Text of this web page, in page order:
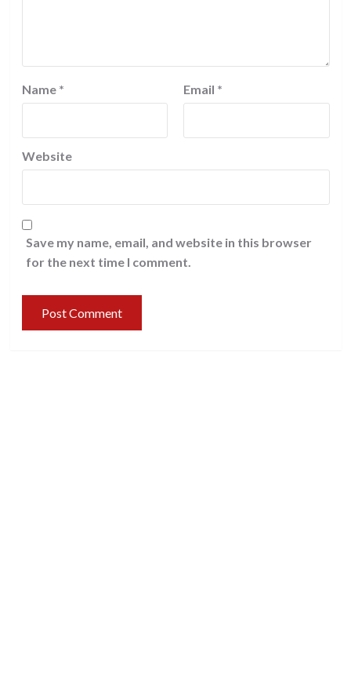
Name * Email *
Website
Save my name, email, and website in this browser
for the next time I comment.